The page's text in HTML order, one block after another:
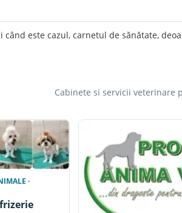
este cazul, carnetul de sănătate,
Cabinete si servicii veterinare
·
frizerie